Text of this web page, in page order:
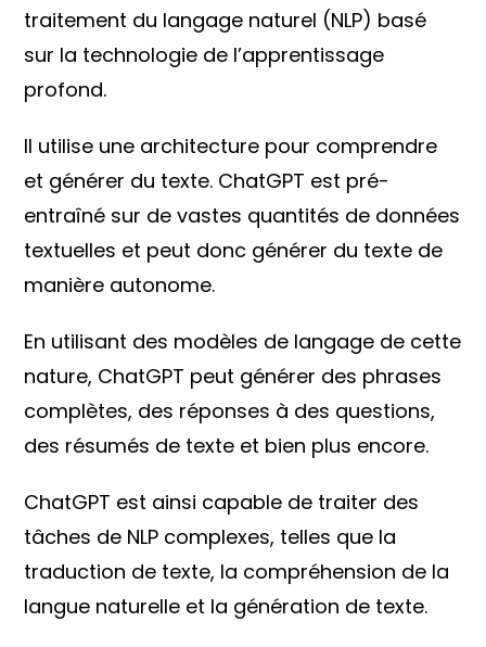
traitement du langage naturel (NLP) basé
sur la technologie de l’apprentissage
profond.
Il utilise une architecture pour comprendre
et générer du texte. ChatGPT est pré-
entraîné sur de vastes quantités de données
textuelles et peut donc générer du texte de
manière autonome.
En utilisant des modèles de langage de cette
nature, ChatGPT peut générer des phrases
complètes, des réponses à des questions,
des résumés de texte et bien plus encore.
ChatGPT est ainsi capable de traiter des
tâches de NLP complexes, telles que la
traduction de texte, la compréhension de la
langue naturelle et la génération de texte.